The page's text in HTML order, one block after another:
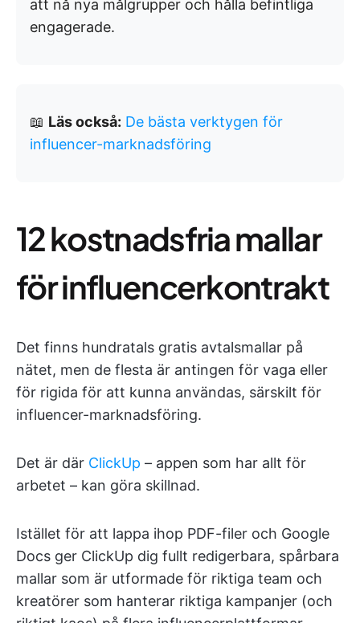
att nå nya målgrupper och hålla befintliga
engagerade.
📖 Läs också: De bästa verktygen för
influencer-marknadsföring
12 kostnadsfria mallar
för influencerkontrakt
Det finns hundratals gratis avtalsmallar på
nätet, men de flesta är antingen för vaga eller
för rigida för att kunna användas, särskilt för
influencer-marknadsföring.
Det är där ClickUp – appen som har allt för
arbetet – kan göra skillnad.
Istället för att lappa ihop PDF-filer och Google
Docs ger ClickUp dig fullt redigerbara, spårbara
mallar som är utformade för riktiga team och
kreatörer som hanterar riktiga kampanjer (och